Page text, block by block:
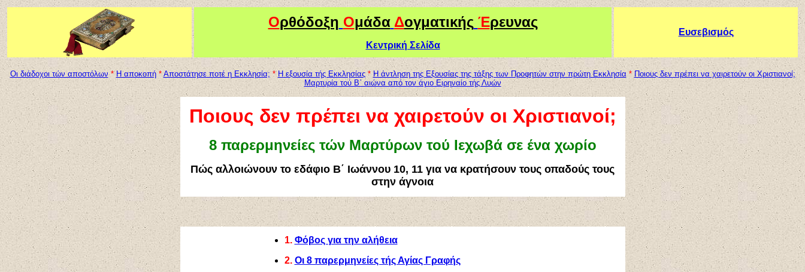
Ορθόδοξη Ομάδα Δογματικής Έρευνας
Κεντρική Σελίδα
Ευσεβισμός
Οι διάδοχοι τών αποστόλων * H αποκοπή * Αποστάτησε ποτέ η Εκκλησία; * Η εξουσία τής Εκκλησίας * Η άντληση της Εξουσίας της τάξης των Προφητών στην πρώτη Εκκλησία * Ποιους δεν πρέπει να χαιρετούν οι Χριστιανοί;
Μαρτυρία τού Β΄ αιώνα από τον άγιο Ειρηναίο τής Λυών
Ποιους δεν πρέπει να χαιρετούν οι Χριστιανοί;
8 παρερμηνείες τών Μαρτύρων τού Ιεχωβά σε ένα χωρίο
Πώς αλλοιώνουν το εδάφιο Β΄ Ιωάννου 10, 11 για να κρατήσουν τους οπαδούς τους
στην άγνοια
1. Φόβος για την αλήθεια
2. Οι 8 παρερμηνείες τής Αγίας Γραφής